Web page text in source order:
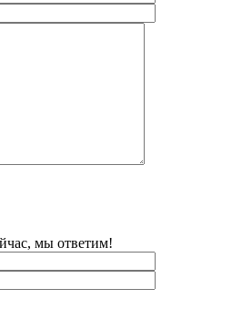
мы ответим!